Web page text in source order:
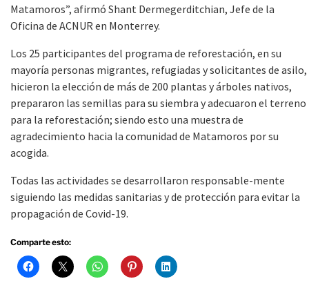
Matamoros”, afirmó Shant Dermegerditchian, Jefe de la
Oficina de ACNUR en Monterrey.
Los 25 participantes del programa de reforestación, en su
mayoría personas migrantes, refugiadas y solicitantes de asilo,
hicieron la elección de más de 200 plantas y árboles nativos,
prepararon las semillas para su siembra y adecuaron el terreno
para la reforestación; siendo esto una muestra de
agradecimiento hacia la comunidad de Matamoros por su
acogida.
Todas las actividades se desarrollaron responsable-mente
siguiendo las medidas sanitarias y de protección para evitar la
propagación de Covid-19.
Comparte esto: